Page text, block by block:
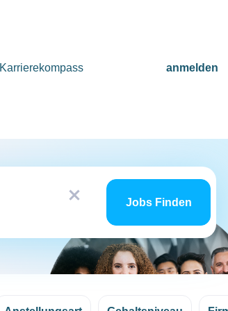
anmelden
Karrierekompass
x
Jobs
findenJobs Finden